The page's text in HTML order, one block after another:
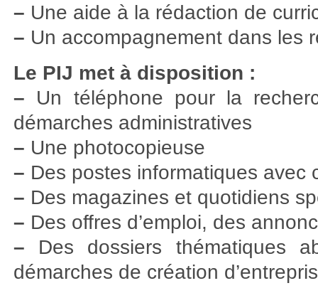
– Une aide à la rédaction de
– Un accompagnement dans les
Le PIJ met à disposition :
– Un téléphone pour la
démarches administratives
– Une photocopieuse
– Des postes informatiques avec
– Des magazines et quotidiens
– Des offres d’emploi, des
– Des dossiers thématiques
démarches de création